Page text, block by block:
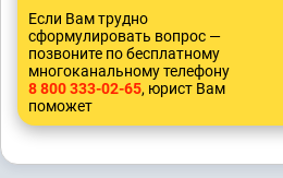
Если Вам трудно
сформулировать вопрос —
позвоните по бесплатному
многоканальному телефону
8 800 333-02-65, юрист Вам
поможет